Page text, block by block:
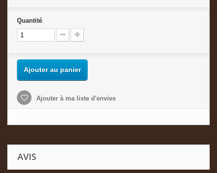
Quantité
Ajouter au panier
Ajouter à ma liste d'envies
AVIS